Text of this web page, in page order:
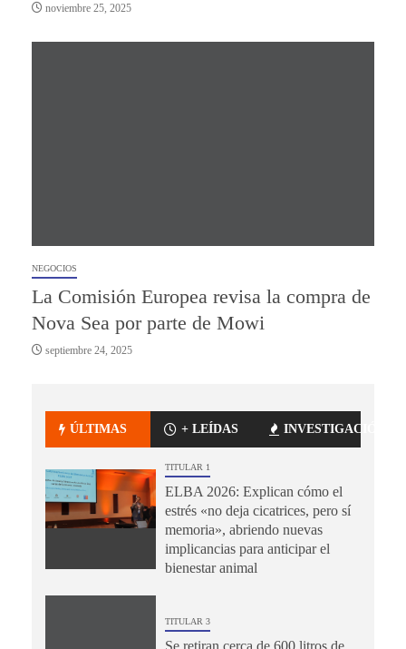
noviembre 25, 2025
NEGOCIOS
La Comisión Europea revisa la compra de
Nova Sea por parte de Mowi
septiembre 24, 2025
ÚLTIMAS + LEÍDAS INVESTIGACIÓN
TITULAR 1
ELBA 2026: Explican cómo el
estrés «no deja cicatrices, pero sí
memoria», abriendo nuevas
implicancias para anticipar el
bienestar animal
TITULAR 3